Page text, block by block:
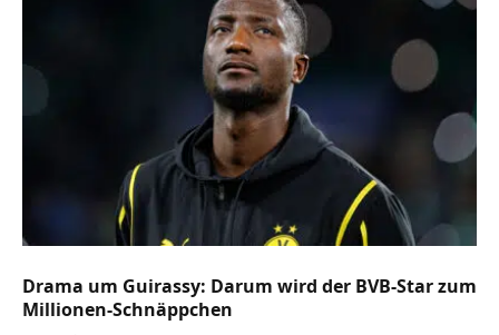
Drama um Guirassy: Darum wird der BVB-Star zum
Millionen-Schnäppchen